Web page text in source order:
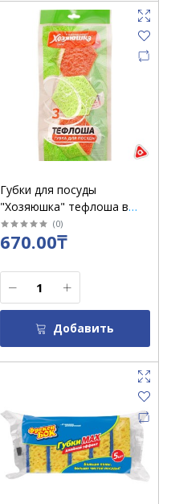
Губки для посуды
"Хозяюшка" тефлоша в
вакууме 01013 / уп 3 шт
(0)
670.00₸
Добавить